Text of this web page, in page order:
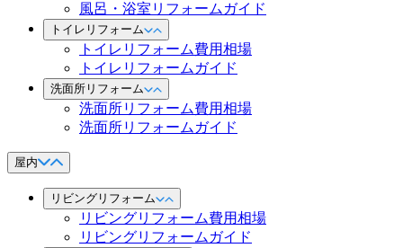
風呂・浴室リフォームガイド
トイレリフォーム
トイレリフォーム費用相場
トイレリフォームガイド
洗面所リフォーム
洗面所リフォーム費用相場
洗面所リフォームガイド
屋内
リビングリフォーム
リビングリフォーム費用相場
リビングリフォームガイド